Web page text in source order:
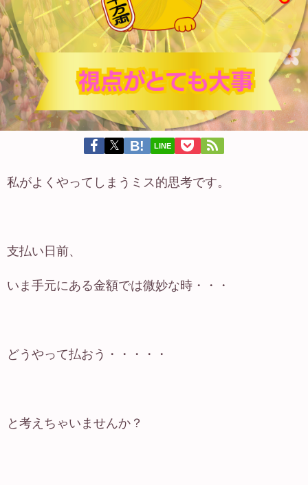
LINE
私がよくやってしまうミス的思考です。
支払い日前、
いま手元にある金額では微妙な時・・・
どうやって払おう・・・・・
と考えちゃいませんか？